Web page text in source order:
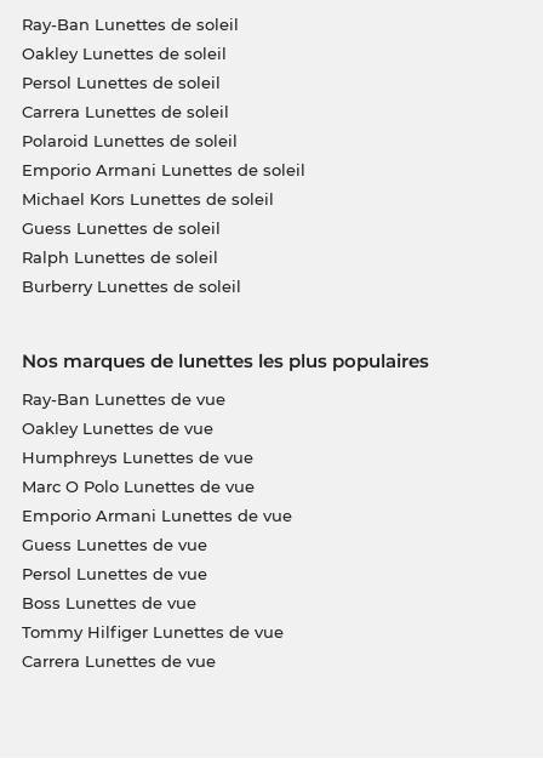
Ray-Ban Lunettes de soleil
Oakley Lunettes de soleil
Persol Lunettes de soleil
Carrera Lunettes de soleil
Polaroid Lunettes de soleil
Emporio Armani Lunettes de soleil
Michael Kors Lunettes de soleil
Guess Lunettes de soleil
Ralph Lunettes de soleil
Burberry Lunettes de soleil
Nos marques de lunettes les plus populaires
Ray-Ban Lunettes de vue
Oakley Lunettes de vue
Humphreys Lunettes de vue
Marc O Polo Lunettes de vue
Emporio Armani Lunettes de vue
Guess Lunettes de vue
Persol Lunettes de vue
Boss Lunettes de vue
Tommy Hilfiger Lunettes de vue
Carrera Lunettes de vue